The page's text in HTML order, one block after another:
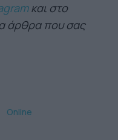
και στο
άρθρα που σας
Online